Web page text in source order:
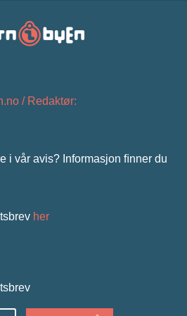
/ Redaktør:
i vår avis? Informasjon ﬁnner du
her